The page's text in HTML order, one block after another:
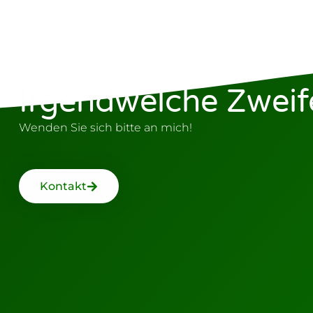
Irgendwelche
Wenden Sie sich bitte an mich!
Kontakt